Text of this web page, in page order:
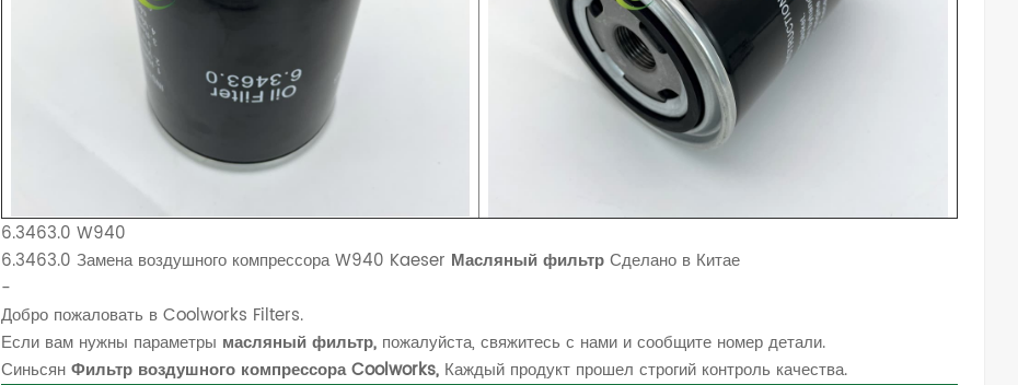
6.3463.0 W940
6.3463.0 Замена воздушного компрессора W940 Kaeser Масляный фильтр Сделано в Китае
-
Добро пожаловать в Coolworks Filters.
Если вам нужны параметры масляный фильтр, пожалуйста, свяжитесь с нами и сообщите номер детали.
СиньсянФильтр воздушного компрессора Coolworks, Каждый продукт прошел строгий контроль качества.